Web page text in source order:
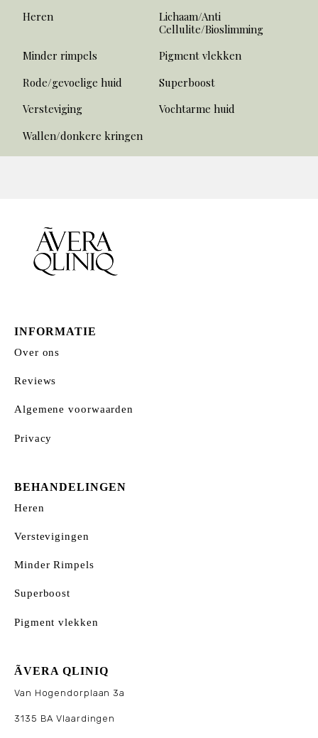
Heren
Lichaam/Anti
Cellulite/Bioslimming
Minder rimpels
Pigment vlekken
Rode/gevoelige huid
Superboost
Versteviging
Vochtarme huid
Wallen/donkere kringen
INFORMATIE
Over ons
Reviews
Algemene voorwaarden
Privacy
BEHANDELINGEN
Heren
Verstevigingen
Minder Rimpels
Superboost
Pigment vlekken
ÃVERA QLINIQ
Van Hogendorplaan 3a
3135 BA Vlaardingen